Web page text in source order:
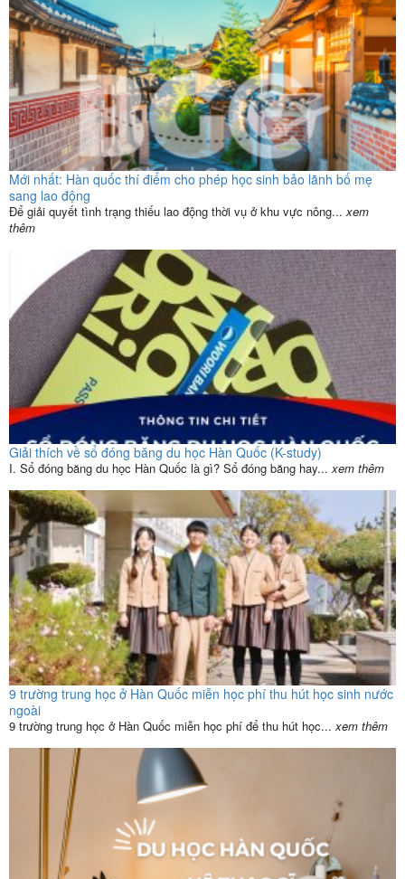
Mới nhất: Hàn quốc thí điểm cho phép học sinh bảo lãnh bố mẹ
sang lao động
Để giải quyết tình trạng thiếu lao động thời vụ ở khu vực nông... xem
thêm
Giải thích về sổ đóng băng du học Hàn Quốc (K-study)
I. Sổ đóng băng du học Hàn Quốc là gì? Sổ đóng băng hay... xem thêm
9 trường trung học ở Hàn Quốc miễn học phí thu hút học sinh nước
ngoài
9 trường trung học ở Hàn Quốc miễn học phí để thu hút học... xem thêm